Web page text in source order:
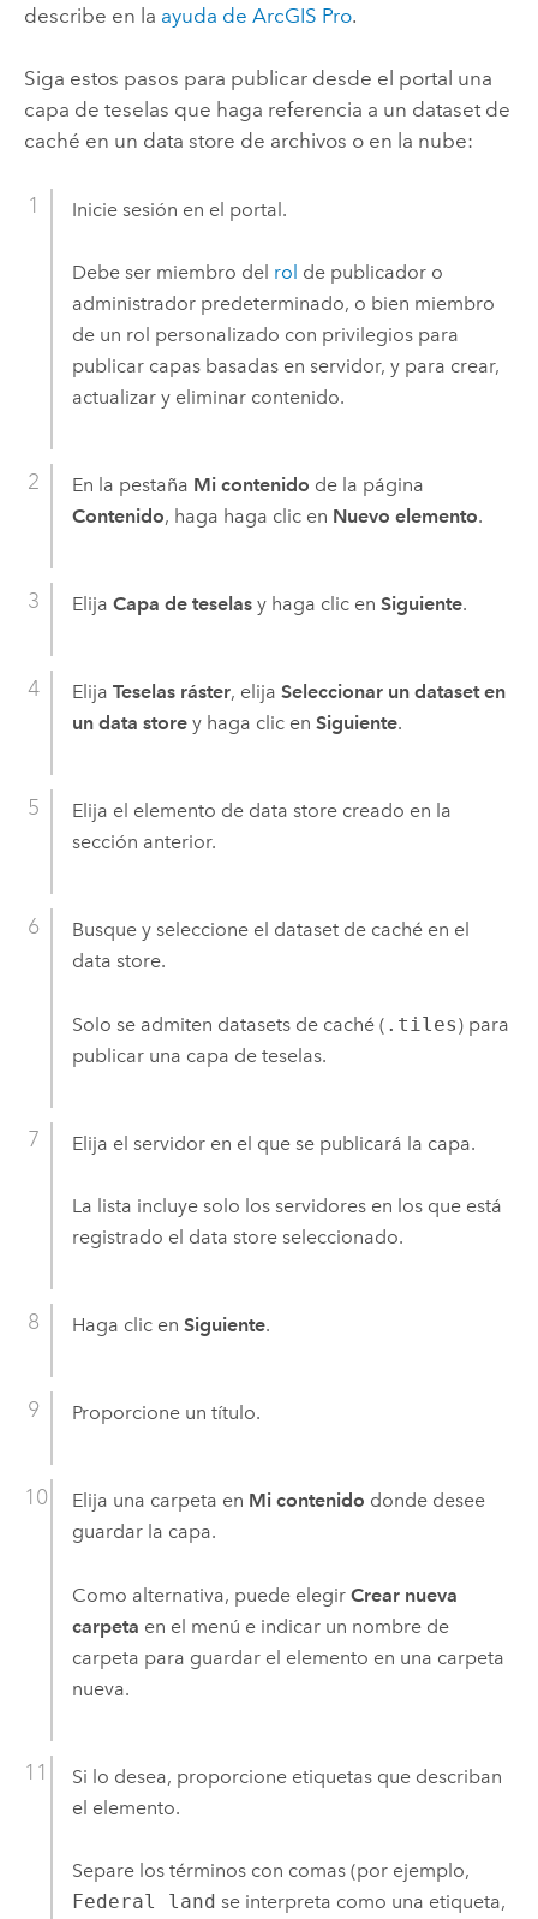
describe en la ayuda de ArcGIS Pro.
Siga estos pasos para publicar desde el portal una
capa de teselas que haga referencia a un dataset de
caché en un data store de archivos o en la nube:
Inicie sesión en el portal.
Debe ser miembro del rol de publicador o
administrador predeterminado, o bien miembro
de un rol personalizado con privilegios para
publicar capas basadas en servidor, y para crear,
actualizar y eliminar contenido.
En la pestaña Mi contenido de la página
Contenido, haga haga clic en Nuevo elemento.
Elija Capa de teselasy haga clic en Siguiente.
Elija Teselas ráster, elija Seleccionar un dataset en
un data storey haga clic en Siguiente.
Elija el elemento de data store creado en la
sección anterior.
Busque y seleccione el dataset de caché en el
data store.
Solo se admiten datasets de caché ( .tiles) para
publicar una capa de teselas.
Elija el servidor en el que se publicará la capa.
La lista incluye solo los servidores en los que está
registrado el data store seleccionado.
Haga clic en Siguiente.
Proporcione un título.
Elija una carpeta en Mi contenido donde desee
guardar la capa.
Como alternativa, puede elegir Crear nueva
carpeta en el menú e indicar un nombre de
carpeta para guardar el elemento en una carpeta
nueva.
Si lo desea, proporcione etiquetas que describan
el elemento.
Separe los términos con comas (por ejemplo,
Federal land se interpreta como una etiqueta,